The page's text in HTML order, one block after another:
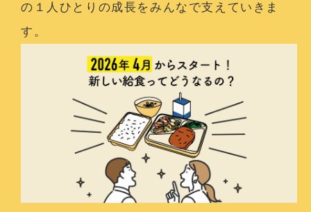
の１人ひとりの成長をみんなで支えていきま
す。